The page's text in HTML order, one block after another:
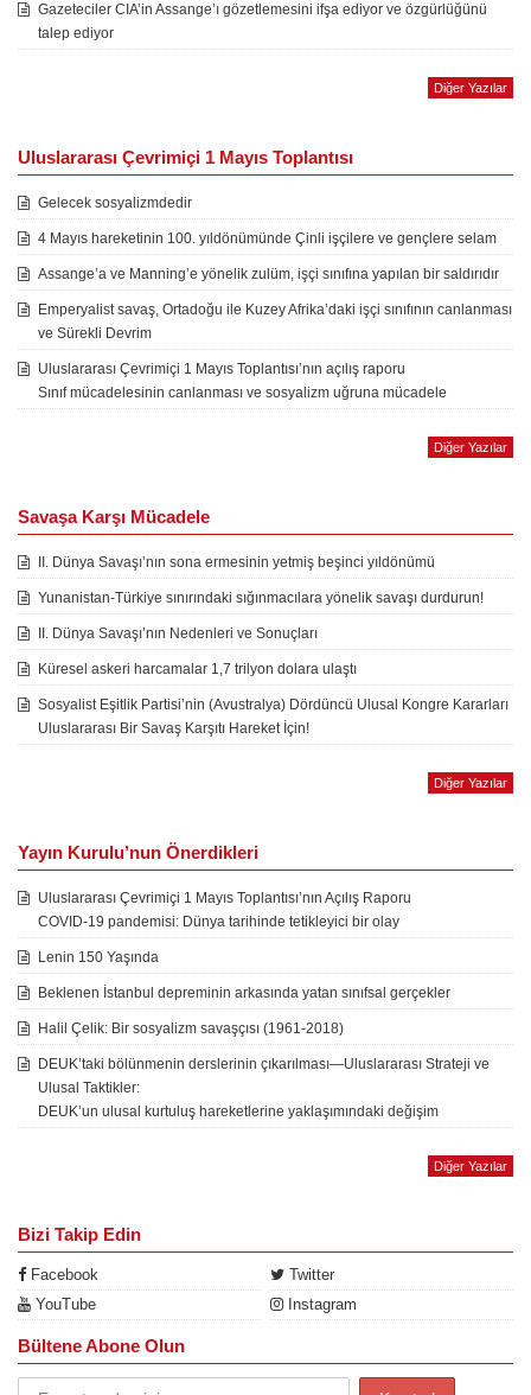
Gazeteciler CIA’in Assange’ı gözetlemesini ifşa ediyor ve özgürlüğünü
talep ediyor
Diğer Yazılar
Uluslararası Çevrimiçi 1 Mayıs Toplantısı
Gelecek sosyalizmdedir
4 Mayıs hareketinin 100. yıldönümünde Çinli işçilere ve gençlere selam
Assange’a ve Manning’e yönelik zulüm, işçi sınıfına yapılan bir saldırıdır
Emperyalist savaş, Ortadoğu ile Kuzey Afrika’daki işçi sınıfının canlanması
ve Sürekli Devrim
Uluslararası Çevrimiçi 1 Mayıs Toplantısı’nın açılış raporu
Sınıf mücadelesinin canlanması ve sosyalizm uğruna mücadele
Diğer Yazılar
Savaşa Karşı Mücadele
II. Dünya Savaşı’nın sona ermesinin yetmiş beşinci yıldönümü
Yunanistan-Türkiye sınırındaki sığınmacılara yönelik savaşı durdurun!
II. Dünya Savaşı’nın Nedenleri ve Sonuçları
Küresel askeri harcamalar 1,7 trilyon dolara ulaştı
Sosyalist Eşitlik Partisi’nin (Avustralya) Dördüncü Ulusal Kongre Kararları
Uluslararası Bir Savaş Karşıtı Hareket İçin!
Diğer Yazılar
Yayın Kurulu’nun Önerdikleri
Uluslararası Çevrimiçi 1 Mayıs Toplantısı’nın Açılış Raporu
COVID-19 pandemisi: Dünya tarihinde tetikleyici bir olay
Lenin 150 Yaşında
Beklenen İstanbul depreminin arkasında yatan sınıfsal gerçekler
Halil Çelik: Bir sosyalizm savaşçısı (1961-2018)
DEUK’taki bölünmenin derslerinin çıkarılması—Uluslararası Strateji ve
Ulusal Taktikler:
DEUK’un ulusal kurtuluş hareketlerine yaklaşımındaki değişim
Diğer Yazılar
Bizi Takip Edin
Facebook
Twitter
YouTube
Instagram
Bültene Abone Olun